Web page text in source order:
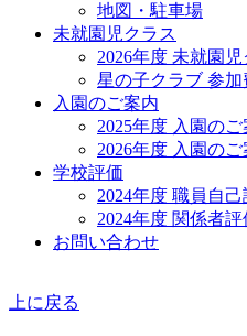
地図・駐車場
未就園児クラス
2026年度 未就園
星の子クラブ 参
入園のご案内
2025年度 入園のご
2026年度 入園のご
学校評価
2024年度 職員自己
2024年度 関係者評
お問い合わせ
上に戻る